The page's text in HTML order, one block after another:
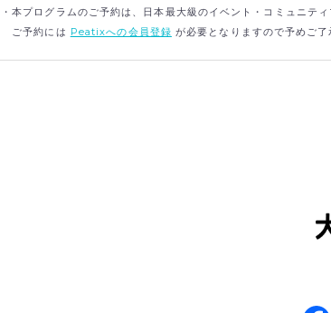
・本プログラムのご予約は、日本最大級のイベント・コミュニテ
ご予約には Peatixへの会員登録 が必要となりますので予めご了